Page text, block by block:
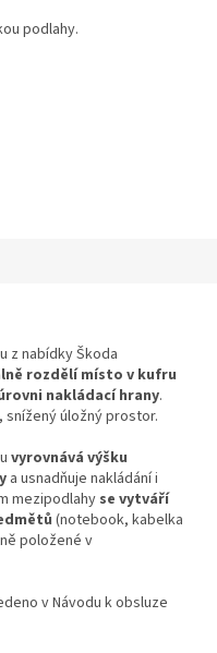
podlahy.
z nabídky Škoda
rozdělí místo v kufru
nakládací hrany.
úložný prostor.
vyrovnává výšku
a usnadňuje nakládání i
mezipodlahy se vytváří
(notebook, kabelka
položené v
v Návodu k obsluze